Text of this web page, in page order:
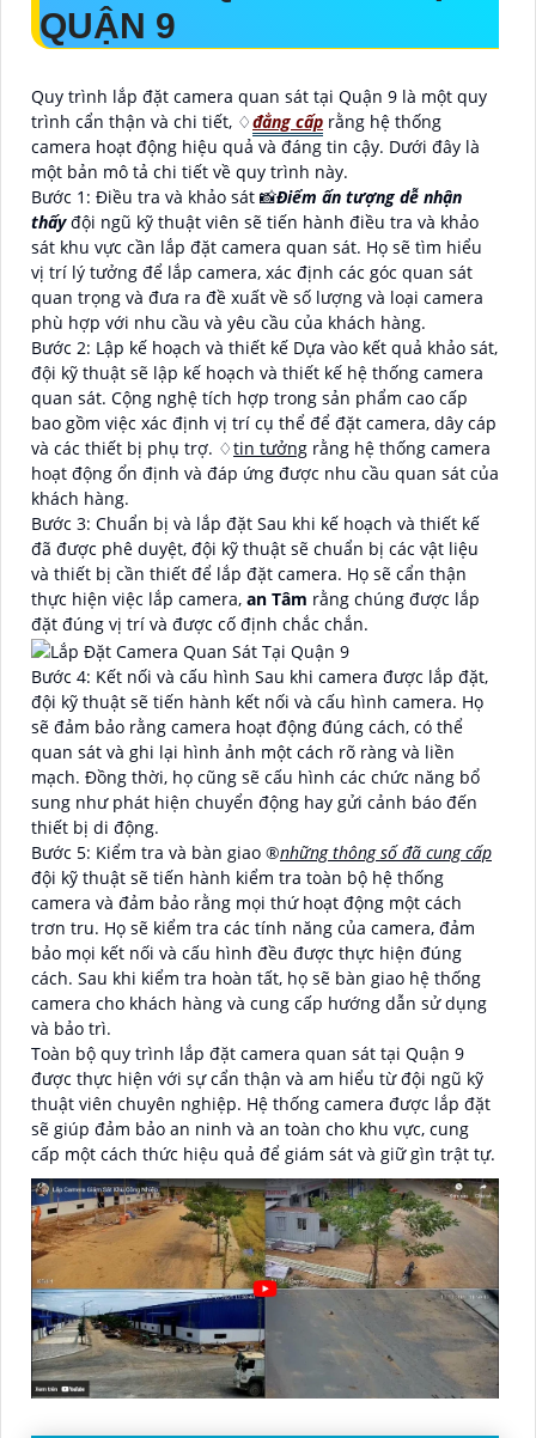
QUẬN 9
Quy trình lắp đặt camera quan sát tại Quận 9 là một quy
trình cẩn thận và chi tiết, ♢đẳng cấp rằng hệ thống
camera hoạt động hiệu quả và đáng tin cậy. Dưới đây là
một bản mô tả chi tiết về quy trình này.
Bước 1: Điều tra và khảo sát 📸Điểm ấn tượng dễ nhận
thấyđội ngũ kỹ thuật viên sẽ tiến hành điều tra và khảo
sát khu vực cần lắp đặt camera quan sát. Họ sẽ tìm hiểu
vị trí lý tưởng để lắp camera, xác định các góc quan sát
quan trọng và đưa ra đề xuất về số lượng và loại camera
phù hợp với nhu cầu và yêu cầu của khách hàng.
Bước 2: Lập kế hoạch và thiết kế Dựa vào kết quả khảo sát,
đội kỹ thuật sẽ lập kế hoạch và thiết kế hệ thống camera
quan sát. Cộng nghệ tích hợp trong sản phẩm cao cấp
bao gồm việc xác định vị trí cụ thể để đặt camera, dây cáp
và các thiết bị phụ trợ. ♢tin tưởng rằng hệ thống camera
hoạt động ổn định và đáp ứng được nhu cầu quan sát của
khách hàng.
Bước 3: Chuẩn bị và lắp đặt Sau khi kế hoạch và thiết kế
đã được phê duyệt, đội kỹ thuật sẽ chuẩn bị các vật liệu
và thiết bị cần thiết để lắp đặt camera. Họ sẽ cẩn thận
thực hiện việc lắp camera, an Tâm rằng chúng được lắp
đặt đúng vị trí và được cố định chắc chắn.
Bước 4: Kết nối và cấu hình Sau khi camera được lắp đặt,
đội kỹ thuật sẽ tiến hành kết nối và cấu hình camera. Họ
sẽ đảm bảo rằng camera hoạt động đúng cách, có thể
quan sát và ghi lại hình ảnh một cách rõ ràng và liền
mạch. Đồng thời, họ cũng sẽ cấu hình các chức năng bổ
sung như phát hiện chuyển động hay gửi cảnh báo đến
thiết bị di động.
Bước 5: Kiểm tra và bàn giao ®️những thông số đã cung cấp
đội kỹ thuật sẽ tiến hành kiểm tra toàn bộ hệ thống
camera và đảm bảo rằng mọi thứ hoạt động một cách
trơn tru. Họ sẽ kiểm tra các tính năng của camera, đảm
bảo mọi kết nối và cấu hình đều được thực hiện đúng
cách. Sau khi kiểm tra hoàn tất, họ sẽ bàn giao hệ thống
camera cho khách hàng và cung cấp hướng dẫn sử dụng
và bảo trì.
Toàn bộ quy trình lắp đặt camera quan sát tại Quận 9
được thực hiện với sự cẩn thận và am hiểu từ đội ngũ kỹ
thuật viên chuyên nghiệp. Hệ thống camera được lắp đặt
sẽ giúp đảm bảo an ninh và an toàn cho khu vực, cung
cấp một cách thức hiệu quả để giám sát và giữ gìn trật tự.